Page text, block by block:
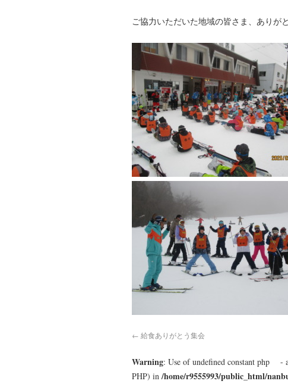
ご協力いただいた地域の皆さま、ありが
← 給食ありがとう集会
Warning: Use of undefined constant php -
PHP) in/home/r9555993/public_html/